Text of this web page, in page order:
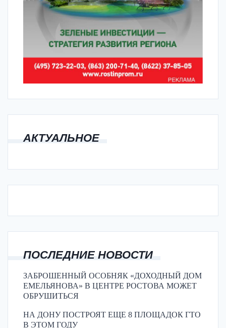
АКТУАЛЬНОЕ
ПОСЛЕДНИЕ НОВОСТИ
ЗАБРОШЕННЫЙ ОСОБНЯК «ДОХОДНЫЙ ДОМ
ЕМЕЛЬЯНОВА» В ЦЕНТРЕ РОСТОВА МОЖЕТ
ОБРУШИТЬСЯ
НА ДОНУ ПОСТРОЯТ ЕЩЕ 8 ПЛОЩАДОК ГТО
В ЭТОМ ГОДУ